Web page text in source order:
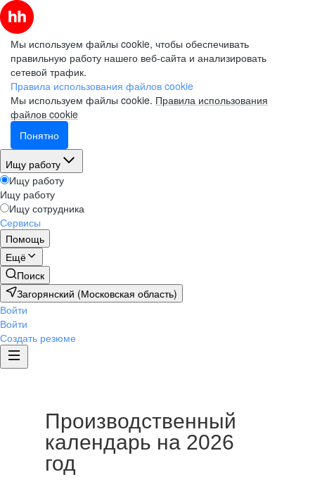
Мы используем файлы cookie, чтобы обеспечивать
правильную работу нашего веб-сайта и анализировать
сетевой трафик.
Правила использования файлов cookie
Мы используем файлы cookie. Правила использования
файлов cookie
Понятно
Ищу работу
Ищу работу
Ищу работу
Ищу сотрудника
Сервисы
Помощь
Ещё
Поиск
Загорянский (Московская область)
Войти
Войти
Создать резюме
Производственный
календарь на 2026
год